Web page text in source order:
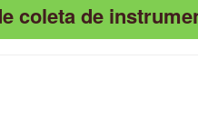
coleta de